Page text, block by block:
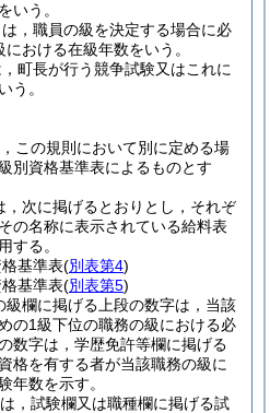
いう。
は，職員の級を決定する場合に必
おける在級年数をいう。
，町長が行う競争試験又はこれに
う。
この規則において別に定める場
別資格基準表によるものとす
次に掲げるとおりとし，それぞ
の名称に表示されている給料表
する。
基準表(別表第4)
基準表(別表第5)
欄に掲げる上段の数字は，当該
の1級下位の職務の級における必
数字は，学歴免許等欄に掲げる
格を有する者が当該職務の級に
年数を示す。
，試験欄又は職種欄に掲げる試